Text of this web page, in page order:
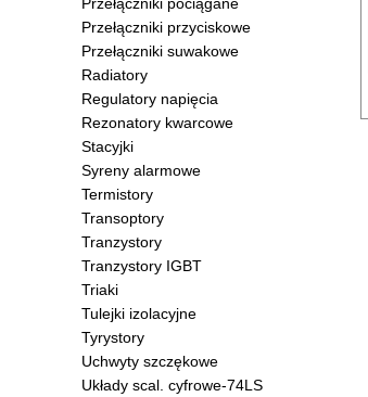
Przełączniki przyciskowe
Przełączniki suwakowe
Radiatory
Regulatory napięcia
Rezonatory kwarcowe
Stacyjki
Syreny alarmowe
Termistory
Transoptory
Tranzystory
Tranzystory IGBT
Triaki
Tulejki izolacyjne
Tyrystory
Uchwyty szczękowe
Układy scal. cyfrowe-74LS